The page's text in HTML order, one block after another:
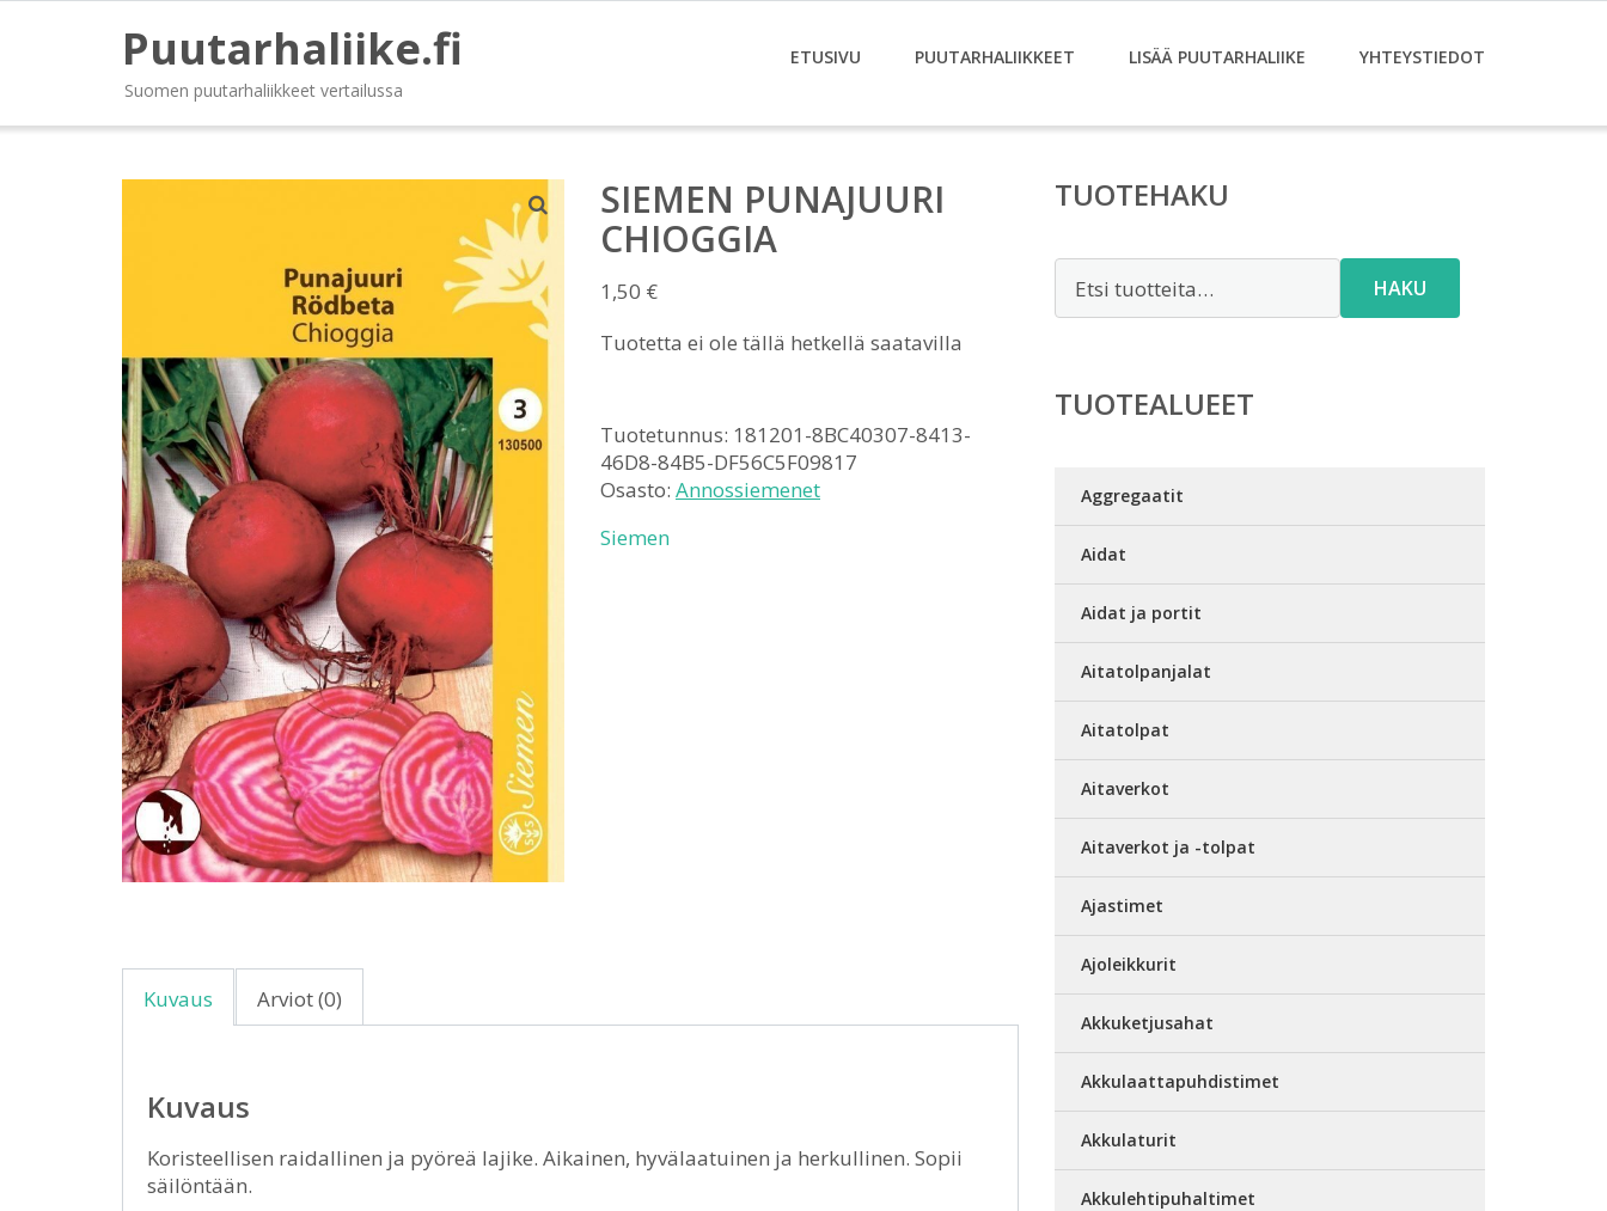
Puutarhaliike.fi
Suomen puutarhaliikkeet vertailussa
ETUSIVU PUUTARHALIIKKEET LISÄÄ PUUTARHALIIKE YHTEYSTIEDOT
SIEMEN PUNAJUURI
CHIOGGIA
1,50 €
Tuotetta ei ole tällä hetkellä saatavilla
Tuotetunnus: 181201-8BC40307-8413-
46D8-84B5-DF56C5F09817
Osasto: Annossiemenet
Siemen
Kuvaus Arviot (0)
Kuvaus
Koristeellisen raidallinen ja pyöreä lajike. Aikainen, hyvälaatuinen ja herkullinen. Sopii
säilöntään.
TUOTEHAKU
HAKU
TUOTEALUEET
Aggregaatit
Aidat
Aidat ja portit
Aitatolpanjalat
Aitatolpat
Aitaverkot
Aitaverkot ja -tolpat
Ajastimet
Ajoleikkurit
Akkuketjusahat
Akkulaattapuhdistimet
Akkulaturit
Akkulehtipuhaltimet